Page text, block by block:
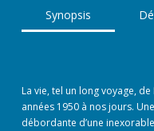
Synopsis
La vie, tel un long voyage,
années 1950 à nos jours.
débordante d’une